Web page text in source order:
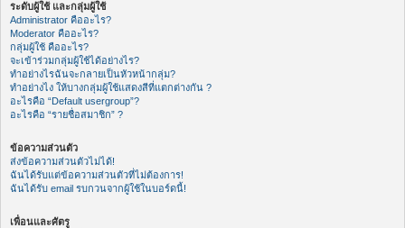
ระดับผู้ใช้ และกลุ่มผู้ใช้
Administrator คืออะไร?
Moderator คืออะไร?
กลุ่มผู้ใช้ คืออะไร?
จะเข้าร่วมกลุ่มผู้ใช้ได้อย่างไร?
ทำอย่างไรฉันจะกลายเป็นหัวหน้ากลุ่ม?
ทำอย่างไง ให้บางกลุ่มผู้ใช้แสดงสีที่แตกต่างกัน ?
อะไรคือ “Default usergroup”?
อะไรคือ “รายชื่อสมาชิก” ?
ข้อความส่วนตัว
ส่งข้อความส่วนตัวไม่ได้!
ฉันได้รับแต่ข้อความส่วนตัวที่ไม่ต้องการ!
ฉันได้รับ email รบกวนจากผู้ใช้ในบอร์ดนี้!
เพื่อนและศัตรู